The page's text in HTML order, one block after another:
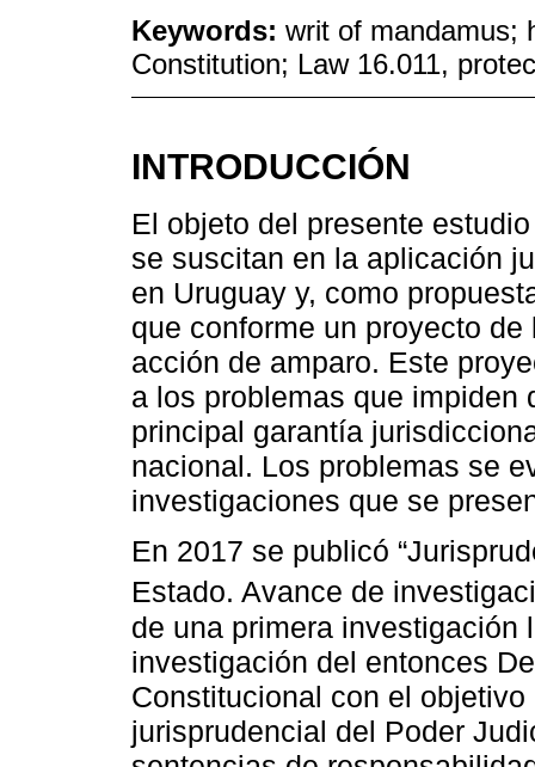
Keywords: writ of mandamus;
Constitution; Law 16.011,
INTRODUCCIÓN
El objeto del presente
se suscitan en la aplicación
en Uruguay y, como
que conforme un proyecto
acción de amparo. Este
a los problemas que impiden
principal garantía
nacional. Los problemas se
investigaciones que se
En 2017 se publicó
Estado. Avance de
de una primera investigación
investigación del entonces
Constitucional con el
jurisprudencial del Poder